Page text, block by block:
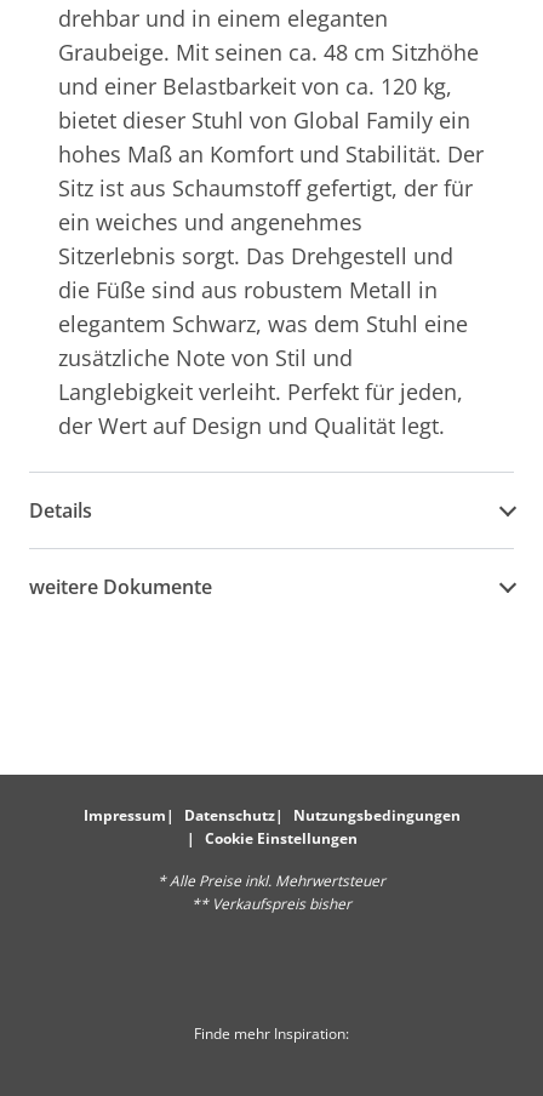
drehbar und in einem eleganten
Graubeige. Mit seinen ca. 48 cm Sitzhöhe
und einer Belastbarkeit von ca. 120 kg,
bietet dieser Stuhl von Global Family ein
hohes Maß an Komfort und Stabilität. Der
Sitz ist aus Schaumstoff gefertigt, der für
ein weiches und angenehmes
Sitzerlebnis sorgt. Das Drehgestell und
die Füße sind aus robustem Metall in
elegantem Schwarz, was dem Stuhl eine
zusätzliche Note von Stil und
Langlebigkeit verleiht. Perfekt für jeden,
der Wert auf Design und Qualität legt.
Details
weitere Dokumente
Impressum Datenschutz
Nutzungsbedingungen
Cookie Einstellungen
* Alle Preise inkl. Mehrwertsteuer
** Verkaufspreis bisher
Finde mehr Inspiration: